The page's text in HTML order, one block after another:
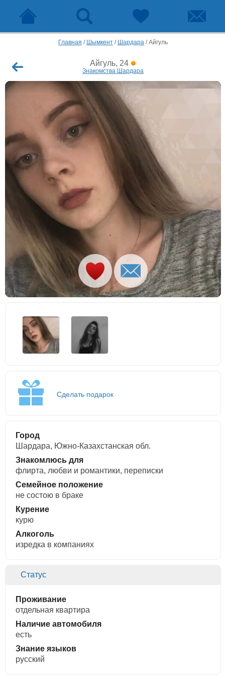
Главная / Шымкент / Шардара /Айгуль
Айгуль, 24
Знакомства Шардара
Сделать подарок
Город
Шардара, Южно-Казахстанская обл.
Знакомлюсь для
флирта, любви и романтики, переписки
Семейное положение
не состою в браке
Курение
курю
Алкоголь
изредка в компаниях
Статус
Проживание
отдельная квартира
Наличие автомобиля
есть
Знание языков
русский